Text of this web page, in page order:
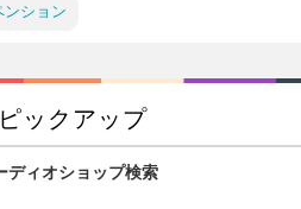
ンション
ックアップ
ディオショップ検索